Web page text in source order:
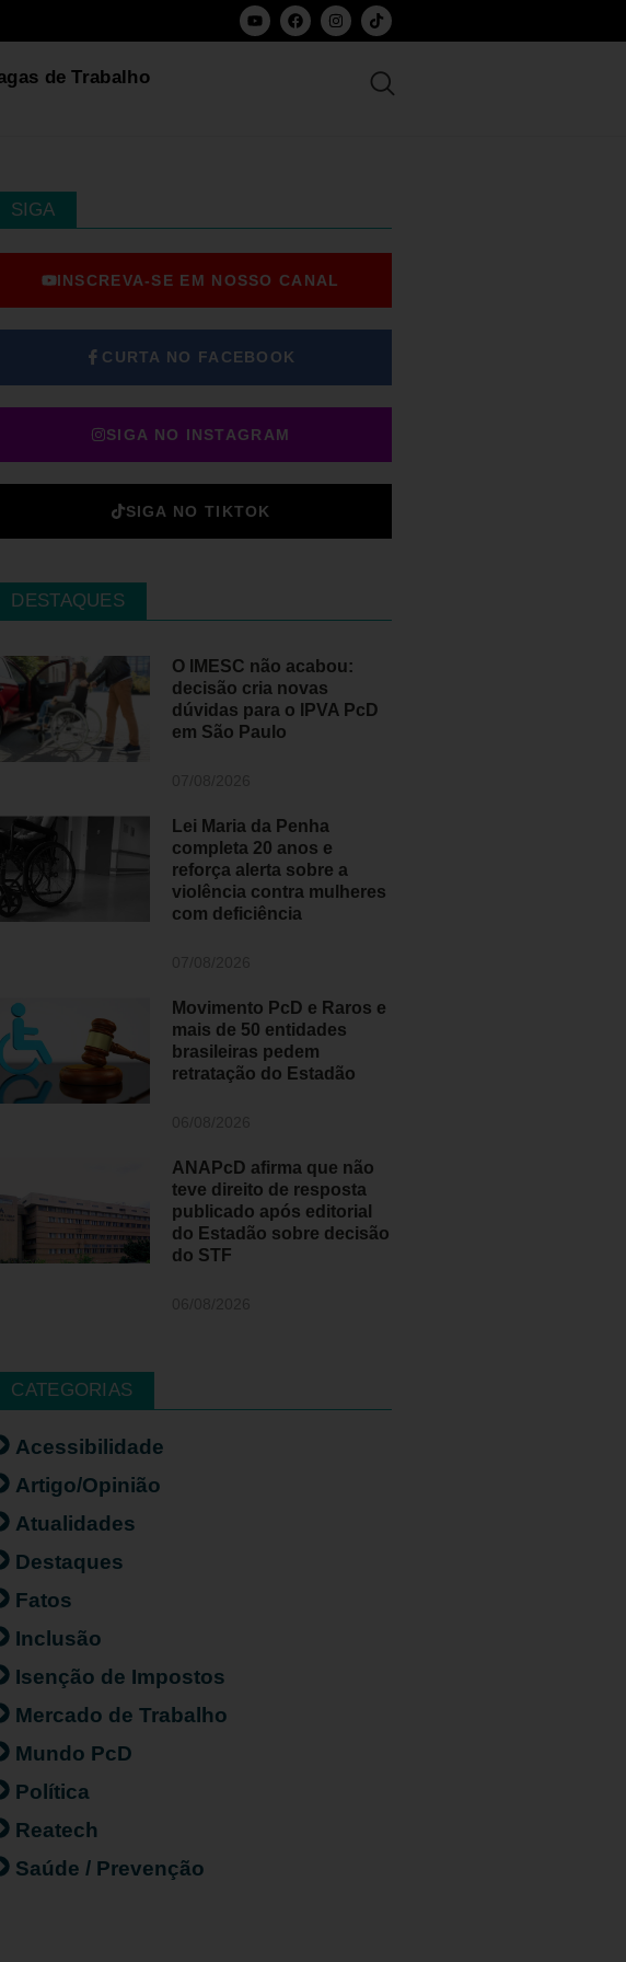
de Trabalho
SIGA
INSCREVA-SE EM NOSSO CANAL
CURTA NO FACEBOOK
SIGA NO INSTAGRAM
SIGA NO TIKTOK
DESTAQUES
O IMESC não acabou:
decisão cria novas
dúvidas para o IPVA PcD
em São Paulo
Lei Maria da Penha
completa 20 anos e
reforça alerta sobre a
violência contra mulheres
com deficiência
Movimento PcD e Raros e
mais de 50 entidades
brasileiras pedem
retratação do Estadão
ANAPcD afirma que não
teve direito de resposta
publicado após editorial
do Estadão sobre decisão
do STF
CATEGORIAS
Acessibilidade
Artigo/Opinião
Atualidades
Destaques
Fatos
Inclusão
Isenção de Impostos
Mercado de Trabalho
Mundo PcD
Política
Reatech
Saúde / Prevenção